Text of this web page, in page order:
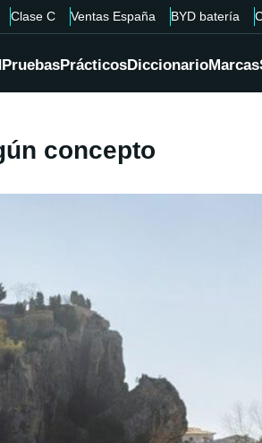
Clase C Ventas España BYD batería
PruebasPrácticosDiccionarioMarcas
concepto